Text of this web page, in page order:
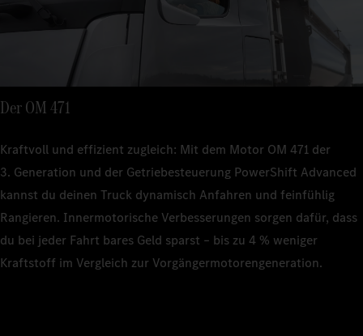
Der OM 471
Kraftvoll und effizient zugleich: Mit dem Motor OM 471 der
3. Generation und der Getriebesteuerung PowerShift Advanced
kannst du deinen Truck dynamisch Anfahren und feinfühlig
Rangieren. Innermotorische Verbesserungen sorgen dafür, dass
du bei jeder Fahrt bares Geld sparst – bis zu 4 % weniger
Kraftstoff im Vergleich zur Vorgängermotorengeneration.